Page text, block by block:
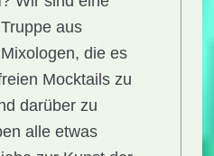
aus
die es
Mocktails zu
darüber zu
alle etwas